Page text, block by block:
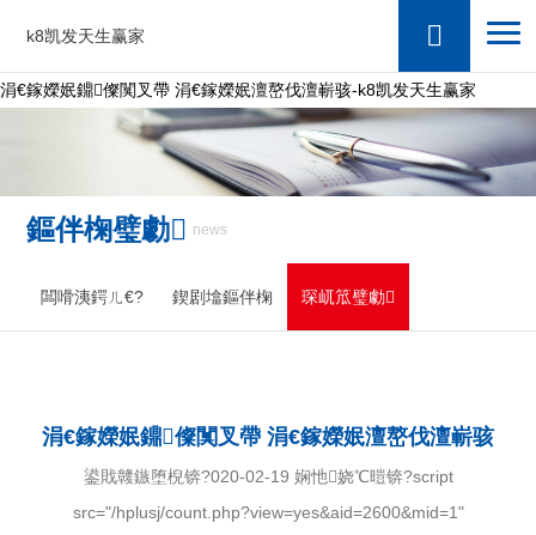
涓€鎵嬫姄鐤儏闃叉帶 涓€鎵嬫姄澶嶅伐澶嶄骇-k8凯发天生赢家
k8凯发天生赢家
鏂伴椈璧勮 news
闆嗗洟鍔ㄦ€? 鍥剧墖鏂伴椈 琛屼笟璧勮
涓€鎵嬫姄鐤儏闃叉帶 涓€鎵嬫姄澶嶅伐澶嶄骇
鍙戝竷鏃堕棿锛?020-02-19 娴忚娆℃暟锛?script
src="/hplusj/count.php?view=yes&aid=2600&mid=1"